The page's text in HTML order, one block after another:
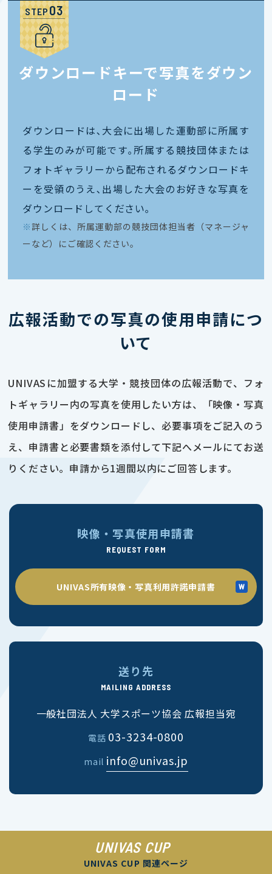
STEP
ダウンロードキーで写真をダウン
ロード
ダウンロードは､大会に出場した運動部に所属す
る学生のみが可能です｡所属する競技団体または
フォトギャラリーから配布されるダウンロードキ
ーを受領のうえ､出場した大会のお好きな写真を
ダウンロードしてください｡
※ 詳しくは、所属運動部の競技団体担当者（マネージャ
ーなど）にご確認ください。
広報活動での写真の使用申請につ
いて
UNIVASに加盟する大学・競技団体の広報活動で、フォ
トギャラリー内の写真を使用したい方は、「映像・写真
使用申請書」をダウンロードし、必要事項をご記入のう
え、申請書と必要書類を添付して下記へメールにてお送
りください。申請から1週間以内にご回答します。
映像・写真使用申請書
REQUEST FORM
UNIVAS所有映像・写真利用許諾申請書
送り先
MAILING ADDRESS
一般社団法人 大学スポーツ協会 広報担当宛
電話 03-3234-0800
mail info@univas.jp
UNIVAS CUP
UNIVAS CUP 関連ページ